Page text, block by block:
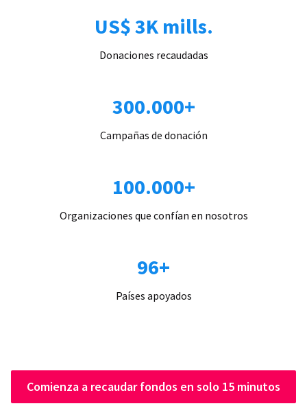
US$ 3K mills.
Donaciones recaudadas
300.000+
Campañas de donación
100.000+
Organizaciones que confían en nosotros
96+
Países apoyados
Comienza a recaudar fondos en solo 15 minutos